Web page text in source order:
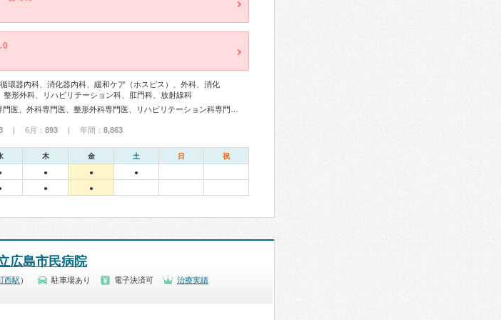
循環器内科、消化器内科、緩和ケア（ホスピス）、外科、消化
整形外科、リハビリテーション科、肛門科、放射線科
| 6月： 893 | 年間： 8,863
木 金 土 日 祝
● ● ●
● ●
広島市民病院
西駅 ） 駐車場あり 電子決済可
治療実績